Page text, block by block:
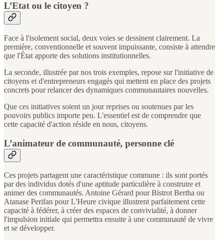
L’Etat ou le citoyen ?
Face à l'isolement social, deux voies se dessinent clairement. La
première, conventionnelle et souvent impuissante, consiste à attendre
que l'État apporte des solutions institutionnelles.
La seconde, illustrée par nos trois exemples, repose sur l'initiative de
citoyens et d'entrepreneurs engagés qui mettent en place des projets
concrets pour relancer des dynamiques communautaires nouvelles.
Que ces initiatives soient un jour reprises ou soutenues par les
pouvoirs publics importe peu. L'essentiel est de comprendre que
cette capacité d'action réside en nous, citoyens.
L’animateur de communauté, personne clé
Ces projets partagent une caractéristique commune : ils sont portés
par des individus dotés d'une aptitude particulière à construire et
animer des communautés. Antoine Gérard pour Bistrot Bertha ou
Atanase Perifan pour L'Heure civique illustrent parfaitement cette
capacité à fédérer, à créer des espaces de convivialité, à donner
l'impulsion initiale qui permettra ensuite à une communauté de vivre
et se développer.